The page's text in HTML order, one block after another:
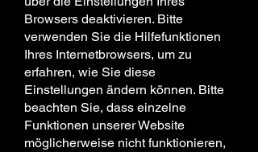
Browsers deaktivieren. Bitte
verwenden Sie die Hilfefunktionen
Ihres Internetbrowsers, um zu
erfahren, wie Sie diese
Einstellungen ändern können. Bitte
beachten Sie, dass einzelne
Funktionen unserer Website
möglicherweise nicht funktionieren,